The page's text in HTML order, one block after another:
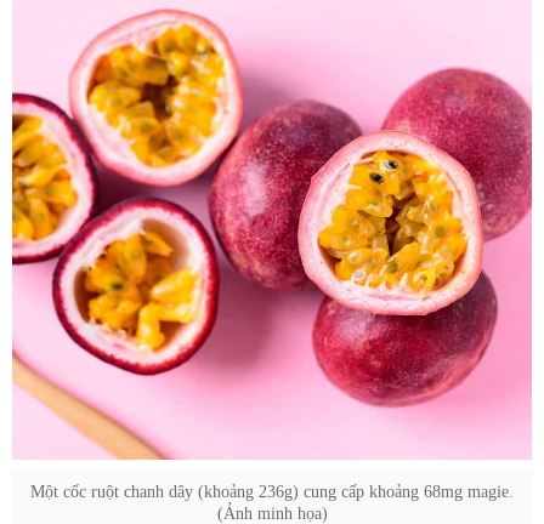
Một cốc ruột chanh dây (khoảng 236g) cung cấp khoảng 68mg magie.
(Ảnh minh họa)